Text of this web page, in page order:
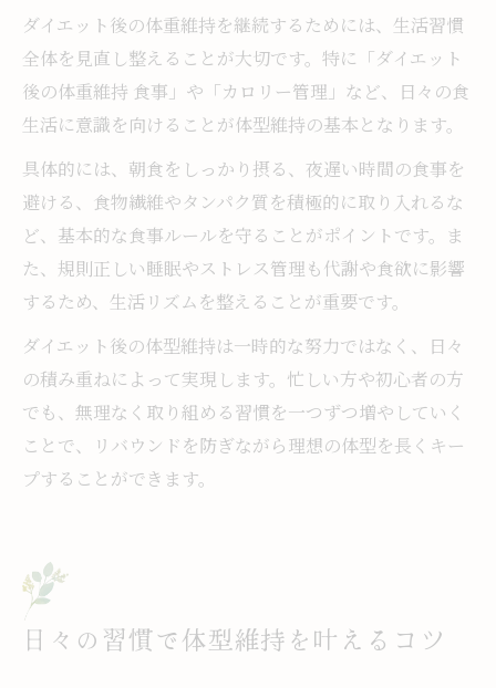
ダイエット後の体重維持を継続するためには、生活習慣
全体を見直し整えることが大切です。特に「ダイエット
後の体重維持 食事」や「カロリー管理」など、日々の食
生活に意識を向けることが体型維持の基本となります。
具体的には、朝食をしっかり摂る、夜遅い時間の食事を
避ける、食物繊維やタンパク質を積極的に取り入れるな
ど、基本的な食事ルールを守ることがポイントです。ま
た、規則正しい睡眠やストレス管理も代謝や食欲に影響
するため、生活リズムを整えることが重要です。
ダイエット後の体型維持は一時的な努力ではなく、日々
の積み重ねによって実現します。忙しい方や初心者の方
でも、無理なく取り組める習慣を一つずつ増やしていく
ことで、リバウンドを防ぎながら理想の体型を長くキー
プすることができます。
日々の習慣で体型維持を叶えるコツ